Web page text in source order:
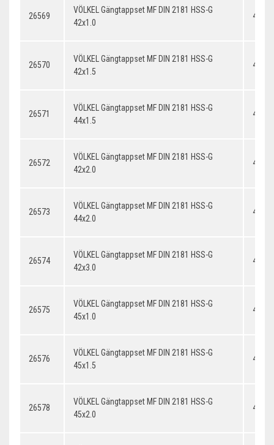
26569
VÖLKEL Gängtappset MF DIN 2181 HSS-G
42x1.0
26570
VÖLKEL Gängtappset MF DIN 2181 HSS-G
42x1.5
26571
VÖLKEL Gängtappset MF DIN 2181 HSS-G
44x1.5
26572
VÖLKEL Gängtappset MF DIN 2181 HSS-G
42x2.0
26573
VÖLKEL Gängtappset MF DIN 2181 HSS-G
44x2.0
26574
VÖLKEL Gängtappset MF DIN 2181 HSS-G
42x3.0
26575
VÖLKEL Gängtappset MF DIN 2181 HSS-G
45x1.0
26576
VÖLKEL Gängtappset MF DIN 2181 HSS-G
45x1.5
26578
VÖLKEL Gängtappset MF DIN 2181 HSS-G
45x2.0